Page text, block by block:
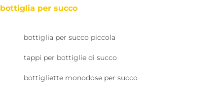
bottiglia per succo
bottiglia per succo piccola
tappi per bottiglie di succo
bottigliette monodose per succo